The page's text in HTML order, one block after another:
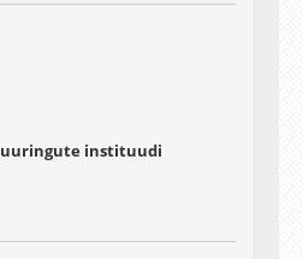
instituudi